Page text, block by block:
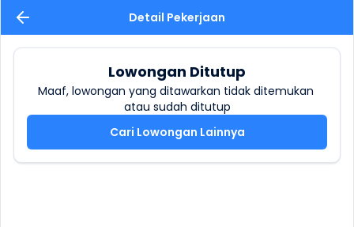
Detail Pekerjaan
Lowongan Ditutup
Maaf, lowongan yang ditawarkan tidak ditemukan
atau sudah ditutup
Cari Lowongan Lainnya